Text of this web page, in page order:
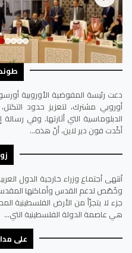
دعت رئيسة المفوضية الأوروبية
أوروبي مشترك، لتعزيز حدود
الدبلوماسية التي أثارتها. وفي رسالة
أكّدت فون دير لاين، أنّ هذه…
اُنتهى اُجتماع وزراء خارجية الدول
وخُصّص لدعم القدس وأماكنها
جزء لا يتجزّأ من الأرض الفلسطينية
هي عاصمة الدولة الفلسطينية التي…
على